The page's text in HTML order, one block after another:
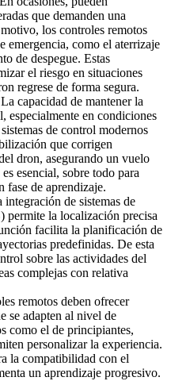
que demanden una
los controles remotos
emergencia, como el aterrizaje
de despegue. Estas
el riesgo en situaciones
regrese de forma segura.
La capacidad de mantener la
especialmente en condiciones
de control modernos
que corrigen
dron, asegurando un vuelo
esencial, sobre todo para
fase de aprendizaje.
integración de sistemas de
permite la localización precisa
facilita la planificación de
predefinidas. De esta
sobre las actividades del
complejas con relativa
remotos deben ofrecer
se adapten al nivel de
como el de principiantes,
personalizar la experiencia.
la compatibilidad con el
un aprendizaje progresivo.